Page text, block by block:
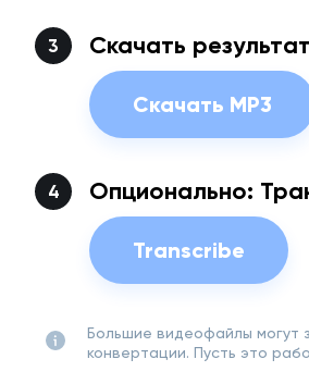
Скачать результат
Скачать MP3
Опционально:
Transcribe
Большие видеофайлы могут
конвертации. Пусть это